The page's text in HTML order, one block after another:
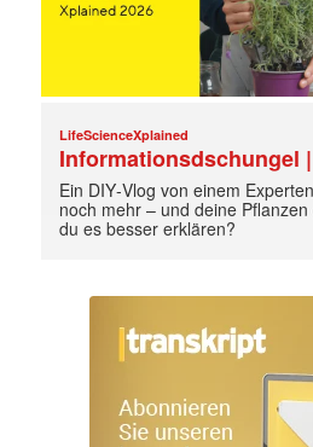
LifeScienceXplained
Informationsdschungel
Ein DIY‑Vlog von einem
noch mehr – und deine
du es besser erklären?